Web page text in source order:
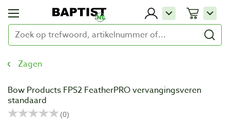
Zagen
Bow Products FPS2 FeatherPRO vervangingsveren
standaard